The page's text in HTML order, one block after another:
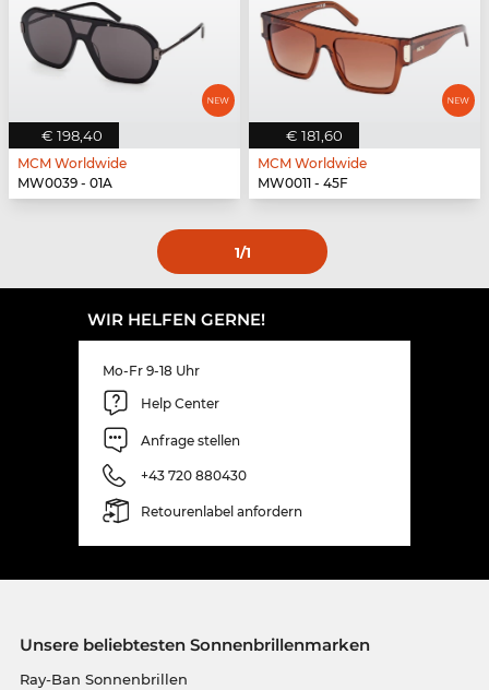
€ 198,40
MCM Worldwide
MW0039 - 01A
€ 181,60
MCM Worldwide
MW0011 - 45F
1/1
WIR HELFEN GERNE!
Mo-Fr 9-18 Uhr
Help Center
Anfrage stellen
+43 720 880430
Retourenlabel anfordern
Unsere beliebtesten Sonnenbrillenmarken
Ray-Ban Sonnenbrillen